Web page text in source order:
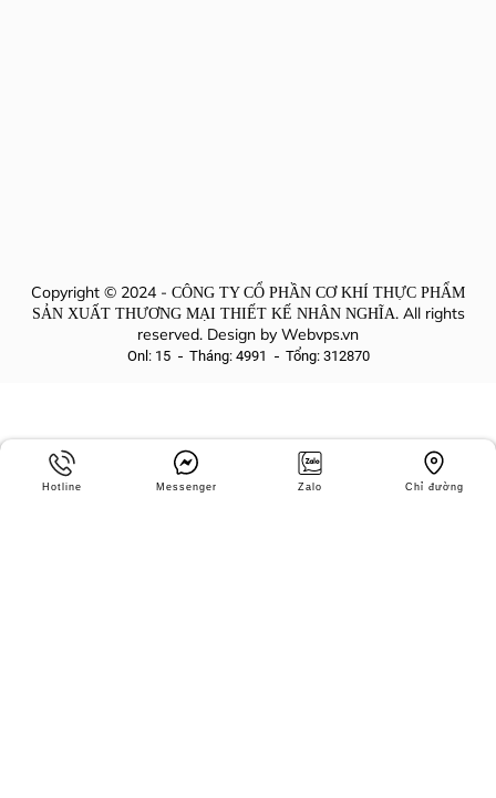
Copyright © 2024 - CÔNG TY CỔ PHẦN CƠ KHÍ THỰC PHẨM
SẢN XUẤT THƯƠNG MẠI THIẾT KẾ NHÂN NGHĨA. All rights
reserved. Design by Webvps.vn
Onl: 15 Tháng: 4991 Tổng: 312870
Hotline Messenger Zalo Chỉ đường